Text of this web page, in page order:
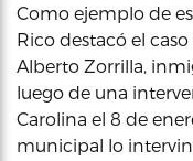
Como ejemplo de
Rico destacó el
Alberto Zorrilla,
luego de una
Carolina el 8 de
municipal lo